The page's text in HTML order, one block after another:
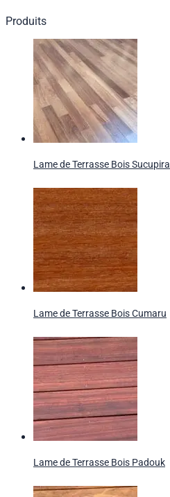
Produits
Lame de Terrasse Bois Sucupira
Lame de Terrasse Bois Cumaru
Lame de Terrasse Bois Padouk